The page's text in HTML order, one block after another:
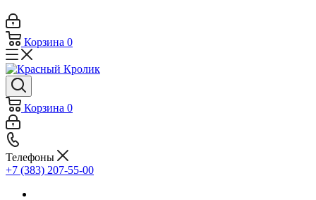
Корзина 0
Корзина 0
Телефоны
+7 (383) 207-55-00